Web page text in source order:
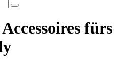
Accessoires fürs